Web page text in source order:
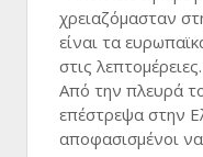
χρειαζόμασταν
είναι τα
στις
Από την πλευρά
επέστρεψα στην
αποφασισμένοι